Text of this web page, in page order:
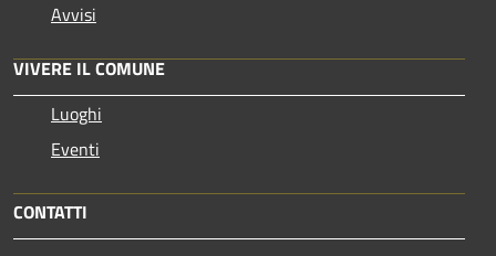
Avvisi
VIVERE IL COMUNE
Luoghi
Eventi
CONTATTI